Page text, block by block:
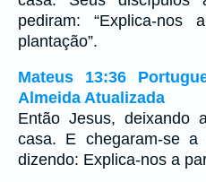
pediram: “Explica-
plantação”.
Mateus 13:36
Almeida Atualizada
Então Jesus, deixando
casa. E chegaram-se
dizendo: Explica-nos a